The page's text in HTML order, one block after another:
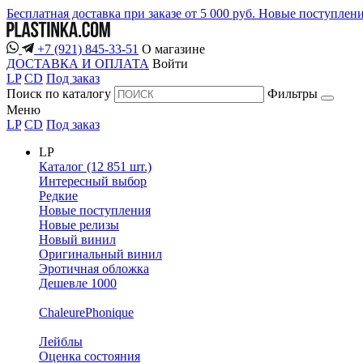
Бесплатная доставка при заказе от 5 000 руб. Новые
+7 (921) 845-33-51 О магазине
ДОСТАВКА И ОПЛАТА Войти
LP CD Под заказ
Поиск по каталогу
Фильтры
Меню
LP CD Под заказ
LP
Каталог (12 851 шт.)
Интересный выбор
Редкие
Новые поступления
Новые релизы
Новый винил
Оригинальный винил
Эротичная обложка
Дешевле 1000
ChaleurePhonique
Лейблы
Оценка состояния